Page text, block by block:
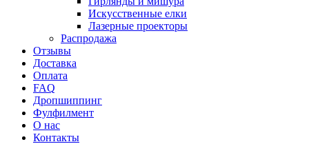
Искусственные елки
Лазерные проекторы
Распродажа
Отзывы
Доставка
Оплата
FAQ
Дропшиппинг
Фулфилмент
О нас
Контакты